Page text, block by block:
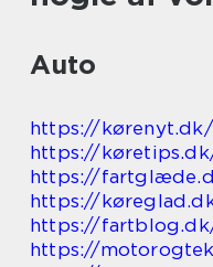
Auto
https://kørenyt.dk/
https://
https://
https://
https://
https://